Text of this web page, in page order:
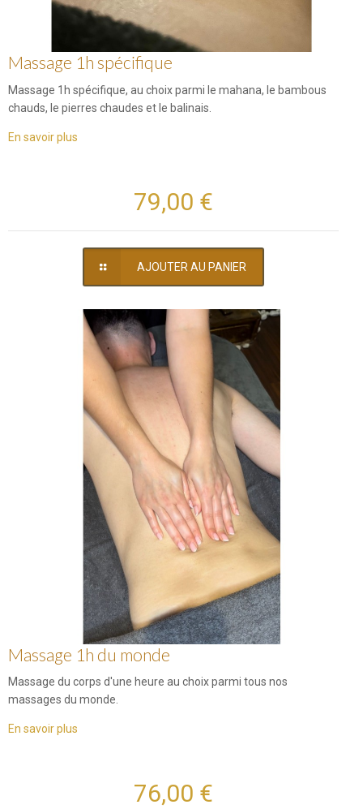
Massage 1h spécifique
Massage 1h spécifique, au choix parmi le mahana, le bambous
chauds, le pierres chaudes et le balinais.
En savoir plus
79,00 €
AJOUTER AU PANIER
Massage 1h du monde
Massage du corps d'une heure au choix parmi tous nos
massages du monde.
En savoir plus
76,00 €